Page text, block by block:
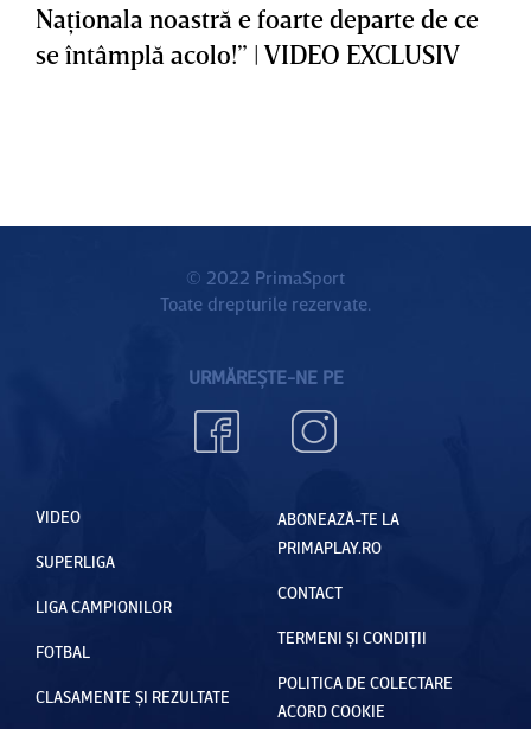
Naţionala noastră e foarte departe de ce
se întâmplă acolo!” | VIDEO EXCLUSIV
© 2022 PrimaSport
Toate drepturile rezervate.
URMĂREȘTE-NE PE
VIDEO
SUPERLIGA
LIGA CAMPIONILOR
FOTBAL
CLASAMENTE ȘI REZULTATE
ABONEAZĂ-TE LA
PRIMAPLAY.RO
CONTACT
TERMENI ȘI CONDIȚII
POLITICA DE COLECTARE
ACORD COOKIE